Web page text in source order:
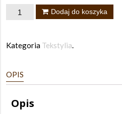
ilość
40x40
Dodaj do koszyka
Kategoria Tekstylia.
OPIS
Opis